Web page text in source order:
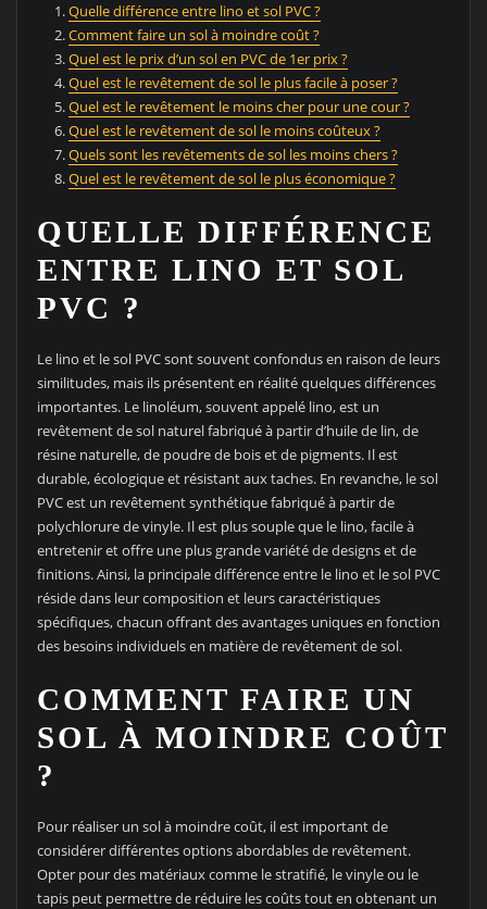
Quelle différence entre lino et sol PVC ?
Comment faire un sol à moindre coût ?
Quel est le prix d’un sol en PVC de 1er prix ?
Quel est le revêtement de sol le plus facile à poser ?
Quel est le revêtement le moins cher pour une cour ?
Quel est le revêtement de sol le moins coûteux ?
Quels sont les revêtements de sol les moins chers ?
Quel est le revêtement de sol le plus économique ?
QUELLE DIFFÉRENCE
ENTRE LINO ET SOL
PVC ?
Le lino et le sol PVC sont souvent confondus en raison de leurs
similitudes, mais ils présentent en réalité quelques différences
importantes. Le linoléum, souvent appelé lino, est un
revêtement de sol naturel fabriqué à partir d’huile de lin, de
résine naturelle, de poudre de bois et de pigments. Il est
durable, écologique et résistant aux taches. En revanche, le sol
PVC est un revêtement synthétique fabriqué à partir de
polychlorure de vinyle. Il est plus souple que le lino, facile à
entretenir et offre une plus grande variété de designs et de
finitions. Ainsi, la principale différence entre le lino et le sol PVC
réside dans leur composition et leurs caractéristiques
spécifiques, chacun offrant des avantages uniques en fonction
des besoins individuels en matière de revêtement de sol.
COMMENT FAIRE UN
SOL À MOINDRE COÛT
?
Pour réaliser un sol à moindre coût, il est important de
considérer différentes options abordables de revêtement.
Opter pour des matériaux comme le stratifié, le vinyle ou le
tapis peut permettre de réduire les coûts tout en obtenant un